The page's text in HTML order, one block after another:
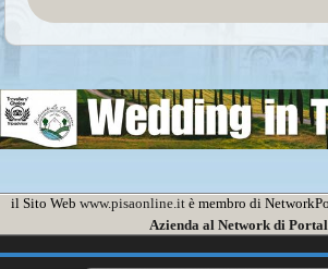
il Sito Web www.pisaonline.itè membro di
Azienda al Network di